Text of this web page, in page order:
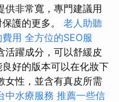
供非常寬，專門建議用
護的更多。 老人助聽
用 全方位的SEO服
活躍成分，可以舒緩皮
好的版本可以在化妝下
女性，並含有真皮所需
中水療服務 推薦一些信